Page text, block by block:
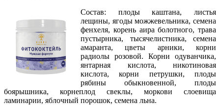
Состав: плоды каштана, листья
лещины, ягоды можжевельника, семена
фенхеля, корень аира болотного, трава
пустырника, тысячелистника, семена
амаранта, цветы арники, корни
радиолы розовой. Корни одуванчика,
янтарная кислота, никотиновая
кислота, корни петрушки, плоды
рябины обыкновенной, плоды
боярышника, корнеплод свеклы, моркови слоевища
ламинарии, яблочный порошок, семена льна.